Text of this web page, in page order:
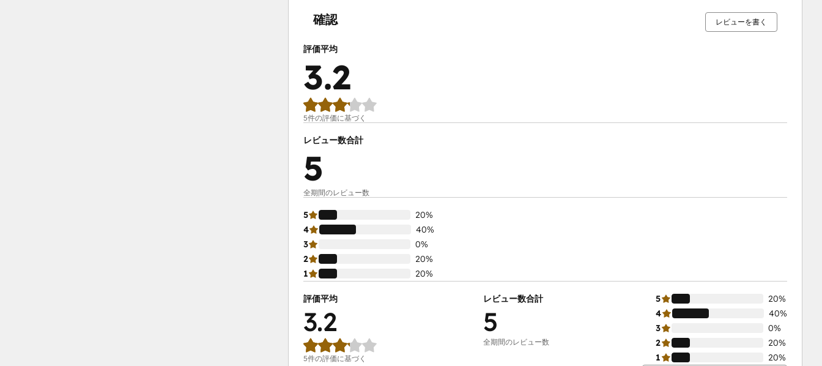
確認 レビューを書く
評価平均
3.2
5件の評価に基づく
レビュー数合計
5
全期間のレビュー数
5
了
20%
4
40%
3
了
0%
2
了
20%
1
了
20%
評価平均
3.2
5件の評価に基づく
レビュー数合計
5
全期間のレビュー数
5
20%
4
40%
3
0%
2
20%
1
20%